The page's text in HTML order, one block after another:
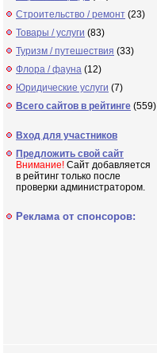
Строительство / ремонт (23)
Товары / услуги (83)
Туризм / путешествия (33)
Флора / фауна (12)
Юридические услуги (7)
Всего сайтов в рейтинге (559)
Вход для участников
Предложить свой сайт
Внимание! Сайт добавляется
в рейтинг только после
проверки администратором.
Реклама от спонсоров: